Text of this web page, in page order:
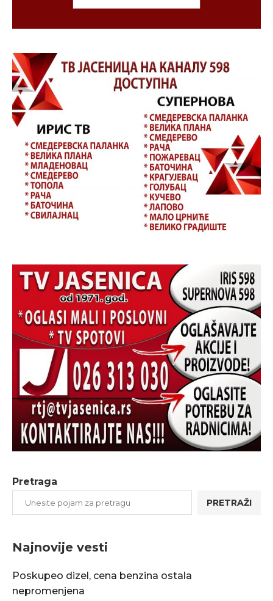
Pretraga
PRETRAŽI
Najnovije vesti
Poskupeo dizel, cena benzina ostala
nepromenjena